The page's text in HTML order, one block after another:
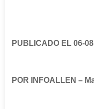
PUBLICADO EL 06-
POR INFOALLEN –